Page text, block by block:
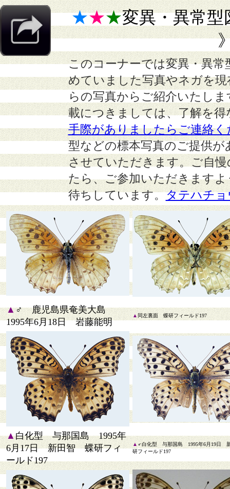
★★★変異・異常型
このコーナーでは変異・異
めていました写真やネガを
らの写真からご紹介いたし
載につきましては、了解を
手際がありましたらご連絡く
型などの標本写真のご提供
させていただきます。ご自
たら、ご参加いただきます
待ちしています。タテハチ
▲♂ 鹿児島県奄美大島
1995年6月18日 岩藤能明
▲ 同左裏面 蝶研フィールド197
▲白化型 与那国島 1995年
6月17日 新田智 蝶研フィ
ールド197
▲ ♂白化型 与那国島 1995年6月19日
研フィールド197